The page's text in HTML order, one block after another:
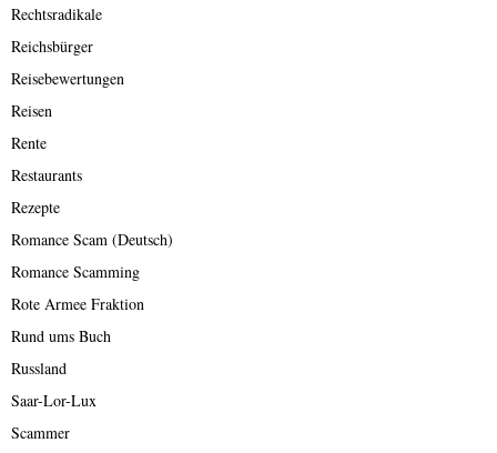
Rechtsradikale
Reichsbürger
Reisebewertungen
Reisen
Rente
Restaurants
Rezepte
Romance Scam (Deutsch)
Romance Scamming
Rote Armee Fraktion
Rund ums Buch
Russland
Saar-Lor-Lux
Scammer